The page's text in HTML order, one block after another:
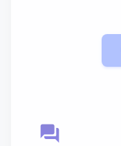
question_answer